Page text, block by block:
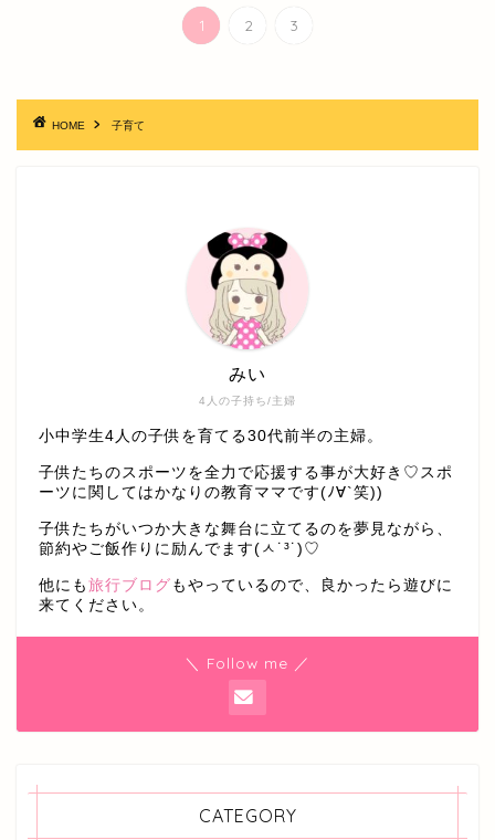
1 2 3
HOME 子育て
4人の子持ち/主婦
みい
小中学生4人の子供を育てる30代前半の主婦。
子供たちのスポーツを全力で応援する事が大好き♡スポ
ーツに関してはかなりの教育ママです(ﾉ∀`笑))
子供たちがいつか大きな舞台に立てるのを夢見ながら、
節約やご飯作りに励んでます(ㅅ˙³˙)♡
他にも 旅行ブログ もやっているので、良かったら遊びに
来てください。
＼ Follow me ／
CATEGORY